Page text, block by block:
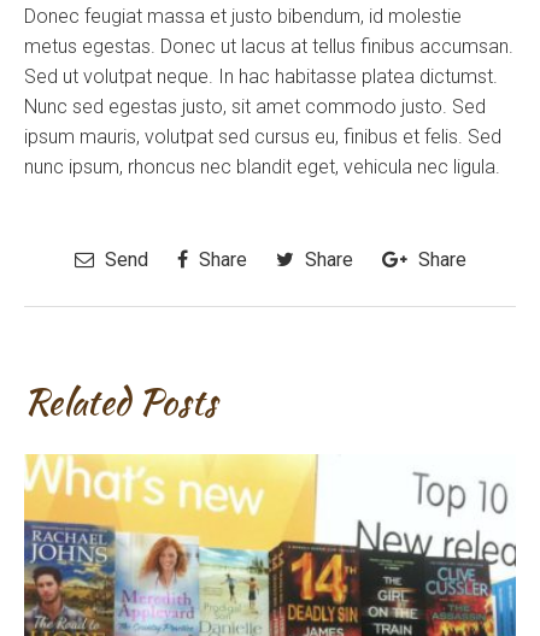
Donec feugiat massa et justo bibendum, id molestie
metus egestas. Donec ut lacus at tellus finibus accumsan.
Sed ut volutpat neque. In hac habitasse platea dictumst.
Nunc sed egestas justo, sit amet commodo justo. Sed
ipsum mauris, volutpat sed cursus eu, finibus et felis. Sed
nunc ipsum, rhoncus nec blandit eget, vehicula nec ligula.
Send Share Share Share
Related Posts